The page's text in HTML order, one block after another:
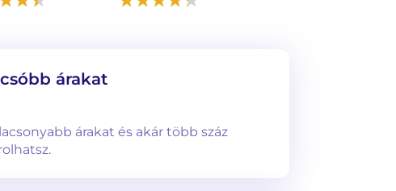
árakat
árakat és akár több száz